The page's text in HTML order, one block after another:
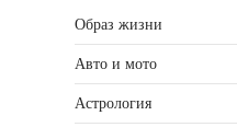
Образ жизни
Авто и мото
Астрология